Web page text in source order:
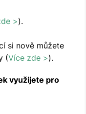
>).
si nově můžete
(Více zde >).
využijete pro